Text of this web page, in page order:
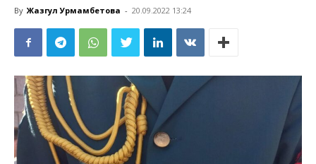
By Жазгул Урмамбетова - 20.09.2022 13:24